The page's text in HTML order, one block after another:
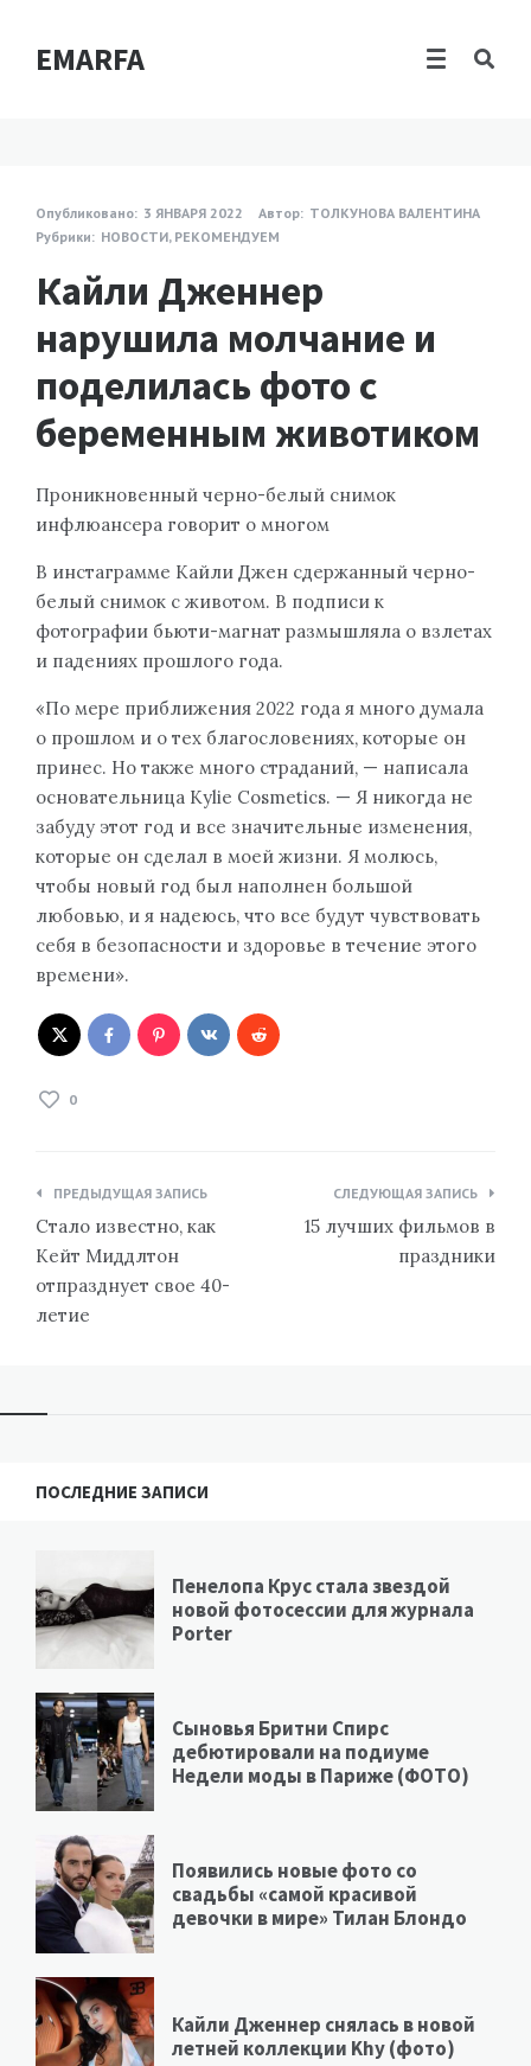
EMARFA
Опубликовано: 3 ЯНВАРЯ 2022 Автор: ТОЛКУНОВА ВАЛЕНТИНА
Рубрики: НОВОСТИ, РЕКОМЕНДУЕМ
Кайли Дженнер
нарушила молчание и
поделилась фото с
беременным животиком
Проникновенный черно-белый снимок
инфлюансера говорит о многом
В инстаграмме Кайли Джен сдержанный черно-
белый снимок с животом. В подписи к
фотографии бьюти-магнат размышляла о взлетах
и ​​падениях прошлого года.
«По мере приближения 2022 года я много думала
о прошлом и о тех благословениях, которые он
принес. Но также много страданий, — написала
основательница Kylie Cosmetics. — Я никогда не
забуду этот год и все значительные изменения,
которые он сделал в моей жизни. Я молюсь,
чтобы новый год был наполнен большой
любовью, и я надеюсь, что все будут чувствовать
себя в безопасности и здоровье в течение этого
времени».
0
Навигация
по
записям
ПРЕДЫДУЩАЯ ЗАПИСЬ
Стало известно, как
Кейт Миддлтон
отпразднует свое 40-
летие
СЛЕДУЮЩАЯ ЗАПИСЬ
15 лучших фильмов в
праздники
ПОСЛЕДНИЕ ЗАПИСИ
Пенелопа Крус стала звездой
новой фотосессии для журнала
Porter
Сыновья Бритни Спирс
дебютировали на подиуме
Недели моды в Париже (ФОТО)
Появились новые фото со
свадьбы «самой красивой
девочки в мире» Тилан Блондо
Кайли Дженнер снялась в новой
летней коллекции Khy (фото)